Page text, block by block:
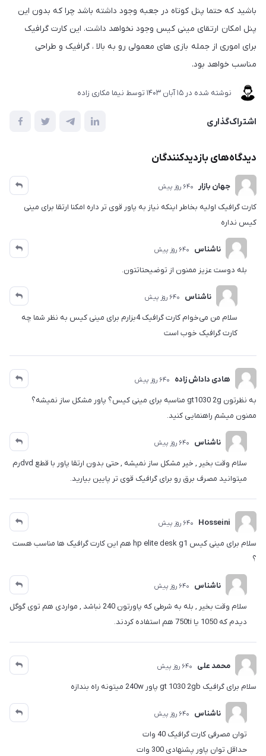
باشید که حتما پنل کوتاه در جعبه وجود داشته باشد چرا که بدون این
پنل امکان ارتقای مینی کیس وجود نخواهد داشت. این کارت گرافیک
برای اموری از جمله بازی های معمولی رو به بالا ، گرافیک و طراحی
مناسب خواهد بود.
نوشته شده در 15 آبان 1403 توسط نیما مکاری زاده
اشتراک‌گذاری
دیدگاه‌های بازدیدکنندگان
جهان بازار 640 روز پیش
کارت گرافیک اولیه بخاطر اینکه نیاز به پاور قوی تر داره امکنا ارتقا برای مینی
کیس نداره
ناشناس 640 روز پیش
بله دوست عزیز ممنون از توضیحتاتتون.
ناشناس 640 روز پیش
سلام من می‌خوام کارت گرافیک 4بزارم برای مینی کیس به نظر شما چه
کارت گرافیک خوب است
هادی داداش زاده 640 روز پیش
به نظرتون gt1030 2g مناسبه برای مینی کیس؟ پاور مشکل ساز نمیشه؟
ممنون میشم راهنمایی کنید.
ناشناس 640 روز پیش
سلام وقت بخیر , خیر مشکل ساز نمیشه , حتی بدون ارتقا پاور با قطع dvdرم
میتوانید مصرف برق رو برای گرافیک قوی تر پایین بیارید.
Hosseini 640 روز پیش
سلام برای مینی کیس hp elite desk g1 هم این کارت گرافیک ها مناسب هست
؟
ناشناس 640 روز پیش
سلام وقت بخیر , بله به شرطی که پاورتون 240 نباشد , مواردی هم توی گوگل
دیدم که 1050 یا 750ti هم استفاده کردند.
محمد علی 640 روز پیش
سلام برای گرافیک gt 1030 2gb پاور 240w میتونه راه بندازه
ناشناس 640 روز پیش
توان مصرفی کارت گرافیک 40 وات
حداقل توان پاور پشنهادی 300 وات